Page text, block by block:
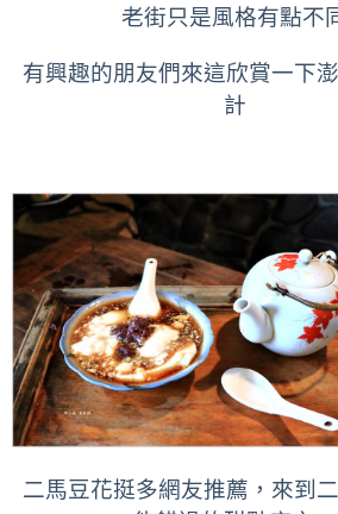
老街只是風格有點不
有興趣的朋友們來這欣賞一下
計
二馬豆花挺多網友推薦，來到